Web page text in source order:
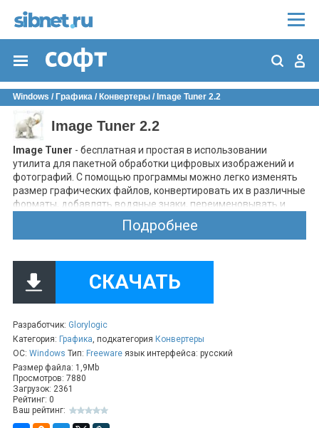
Windows / Графика / Конвертеры / Image Tuner 2.2
Image Tuner 2.2
Image Tuner - бесплатная и простая в использовании
утилита для пакетной обработки цифровых изображений и
фотографий. С помощью программы можно легко изменять
размер графических файлов, конвертировать их в различные
форматы, добавлять водяные знаки, переименовывать и
многое другое. Также в программе присутствуют встроенные
шаблоны, позволяющие изменить размер изображений для
мобильные устройства, типа IPod, iPhone и пр.
Высокое быстродействие.
Возможность изменения размера фотографий.
Наличие встроенных шаблонов для изменения размера
изображений.
Поддержка наиболее популярных графических форматов
(JPEG, BMP, PNG, GIF, TIFF, PCX и др.).
Нанесение водяных знаков, переименование, вращение и
конвертирование изображений.
Подробнее
СКАЧАТЬ
Разработчик: Glorylogic
Категория: Графика, подкатегория Конвертеры
ОС: Windows Тип: Freeware язык интерфейса: русский
Размер файла: 1,9Mb
Просмотров: 7880
Загрузок: 2361
Рейтинг: 0
Ваш рейтинг: